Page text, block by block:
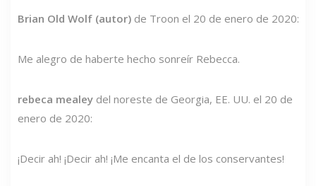
Brian Old Wolf (autor) de Troon el 20 de enero de 2020:
Me alegro de haberte hecho sonreír Rebecca.
rebeca mealey del noreste de Georgia, EE. UU. el 20 de
enero de 2020:
¡Decir ah! ¡Decir ah! ¡Me encanta el de los conservantes!